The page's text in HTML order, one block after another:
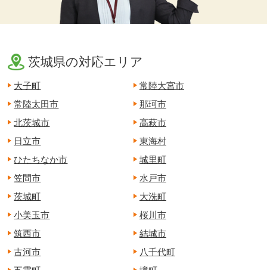
茨城県の対応エリア
大子町
常陸大宮市
常陸太田市
那珂市
北茨城市
高萩市
日立市
東海村
ひたちなか市
城里町
笠間市
水戸市
茨城町
大洗町
小美玉市
桜川市
筑西市
結城市
古河市
八千代町